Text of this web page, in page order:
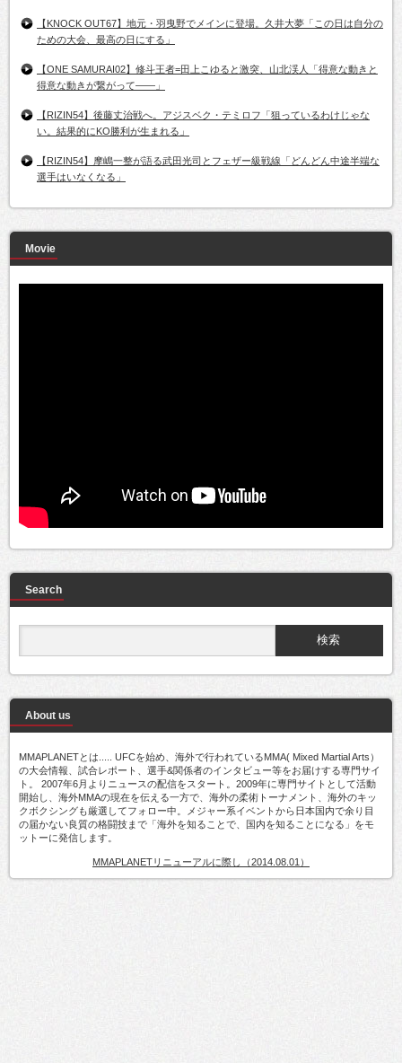
【KNOCK OUT67】地元・羽曳野でメインに登場。久井大夢「この日は自分の
ための大会、最高の日にする」
【ONE SAMURAI02】修斗王者=田上こゆると激突、山北渓人「得意な動きと
得意な動きが繋がって――」
【RIZIN54】後藤丈治戦へ。アジスベク・テミロフ「狙っているわけじゃな
い。結果的にKO勝利が生まれる」
【RIZIN54】摩嶋一整が語る武田光司とフェザー級戦線「どんどん中途半端な
選手はいなくなる」
Movie
Search
About us
MMAPLANETとは..... UFCを始め、海外で行われているMMA( Mixed Martial Arts）
の大会情報、試合レポート、選手&関係者のインタビュー等をお届けする専門サイ
ト。 2007年6月よりニュースの配信をスタート。2009年に専門サイトとして活動
開始し、海外MMAの現在を伝える一方で、海外の柔術トーナメント、海外のキッ
クボクシングも厳選してフォロー中。メジャー系イベントから日本国内で余り目
の届かない良質の格闘技まで「海外を知ることで、国内を知ることになる」をモ
ットーに発信します。
MMAPLANETリニューアルに際し（2014.08.01）